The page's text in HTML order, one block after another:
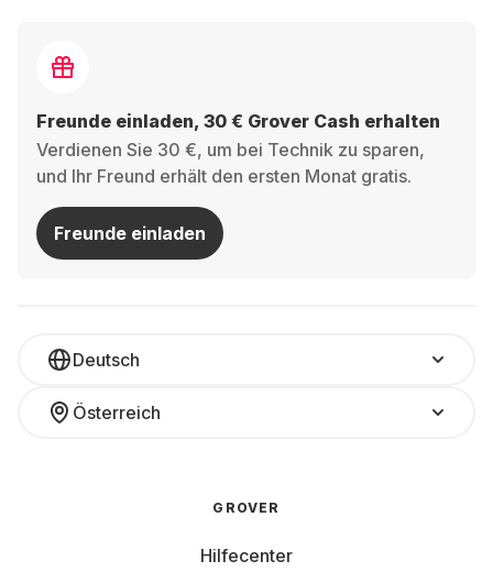
Freunde einladen, 30 € Grover Cash erhalten
Verdienen Sie 30 €, um bei Technik zu sparen,
und Ihr Freund erhält den ersten Monat gratis.
Freunde einladen
Deutsch
Österreich
GROVER
Hilfecenter